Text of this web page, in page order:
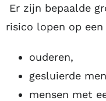
Er zijn bepaalde
risico lopen op
ouderen,
gesluierde
mensen met